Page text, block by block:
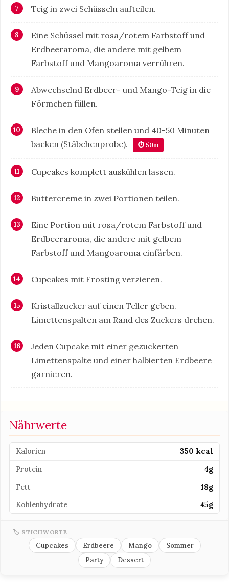
Teig in zwei Schüsseln aufteilen.
Eine Schüssel mit rosa/rotem Farbstoff und
Erdbeeraroma, die andere mit gelbem
Farbstoff und Mangoaroma verrühren.
Abwechselnd Erdbeer- und Mango-Teig in die
Förmchen füllen.
Bleche in den Ofen stellen und 40-50 Minuten
backen (Stäbchenprobe).
⏱ 50m
Cupcakes komplett auskühlen lassen.
Buttercreme in zwei Portionen teilen.
Eine Portion mit rosa/rotem Farbstoff und
Erdbeeraroma, die andere mit gelbem
Farbstoff und Mangoaroma einfärben.
Cupcakes mit Frosting verzieren.
Kristallzucker auf einen Teller geben.
Limettenspalten am Rand des Zuckers drehen.
Jeden Cupcake mit einer gezuckerten
Limettenspalte und einer halbierten Erdbeere
garnieren.
Nährwerte
Kalorien
350 kcal
Protein
4g
Fett
18g
Kohlenhydrate
45g
🏷 STICHWORTE
Cupcakes Erdbeere Mango
Sommer
Party
Dessert